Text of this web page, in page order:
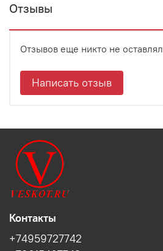
Отзывы
Отзывов еще никто не оставлял
Написать отзыв
Контакты
+74959727742